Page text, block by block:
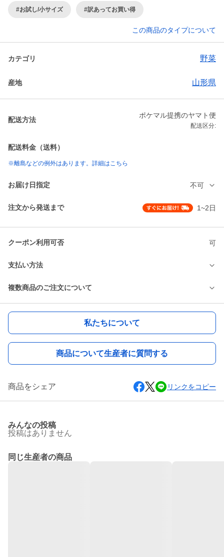
#お試し/小サイズ #訳あってお買い得
この商品のタイプについて
カテゴリ 野菜
産地 山形県
配送方法
ポケマル提携のヤマト便
配送区分:
配送料金（送料）
※離島などの例外はあります。詳細はこちら
お届け日指定 不可
注文から発送まで 1~2日
クーポン利用可否 可
支払い方法
複数商品のご注文について
私たちについて
商品について生産者に質問する
商品をシェア リンクをコピー
みんなの投稿
投稿はありません
同じ生産者の商品